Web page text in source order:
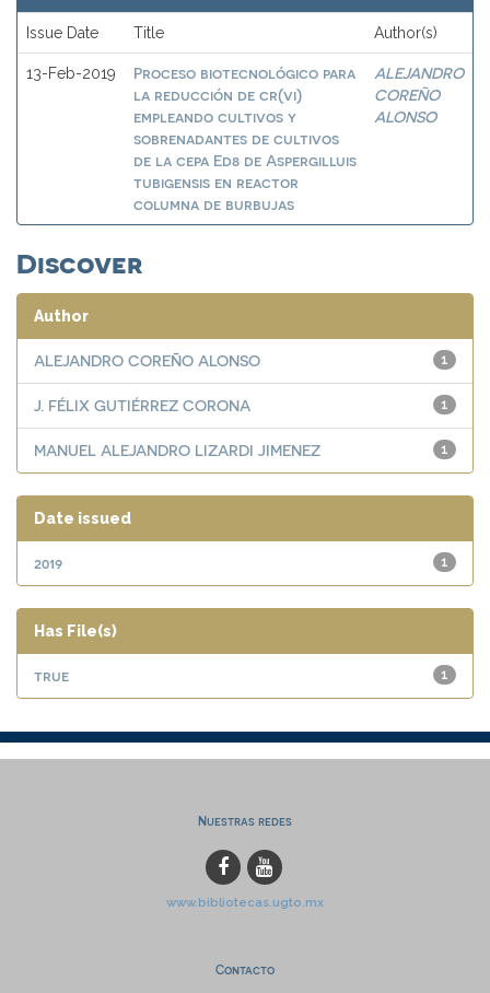
Issue Date Title Author(s)
13-Feb-2019
Proceso biotecnológico para
la reducción de cr(vi)
empleando cultivos y
sobrenadantes de cultivos
de la cepa Ed8 de Aspergilluis
tubigensis en reactor
columna de burbujas
ALEJANDRO
COREÑO
ALONSO
Discover
Author
1
ALEJANDRO COREÑO ALONSO
1
J. FÉLIX GUTIÉRREZ CORONA
1
MANUEL ALEJANDRO LIZARDI JIMENEZ
Date issued
1
2019
Has File(s)
1
true
Nuestras redes
www.bibliotecas.ugto.mx
Contacto